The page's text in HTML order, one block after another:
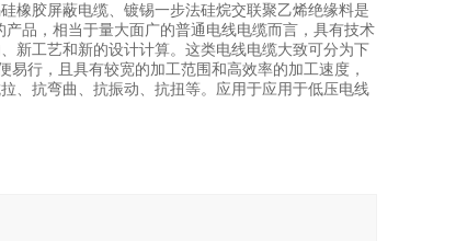
橡胶屏蔽电缆、镀锡一步法硅烷交联聚乙烯绝缘料是
品，相当于量大面广的普通电线电缆而言，具有技术
新工艺和新的设计计算。这类电线电缆大致可分为下
行，且具有较宽的加工范围和高效率的加工速度，
、抗弯曲、抗振动、抗扭等。应用于应用于低压电线